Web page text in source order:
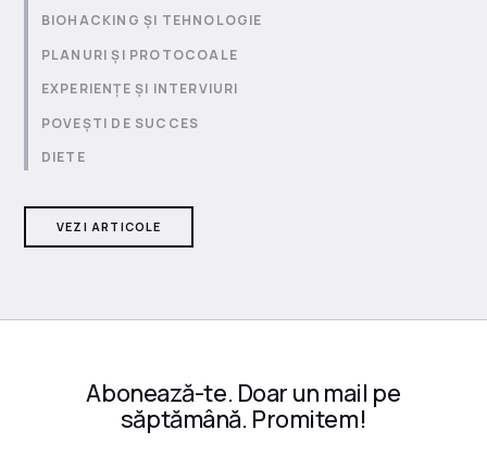
BIOHACKING ȘI TEHNOLOGIE
PLANURI ȘI PROTOCOALE
EXPERIENȚE ȘI INTERVIURI
POVEȘTI DE SUCCES
DIETE
VEZI ARTICOLE
Abonează-te. Doar un mail pe
săptămână. Promitem!